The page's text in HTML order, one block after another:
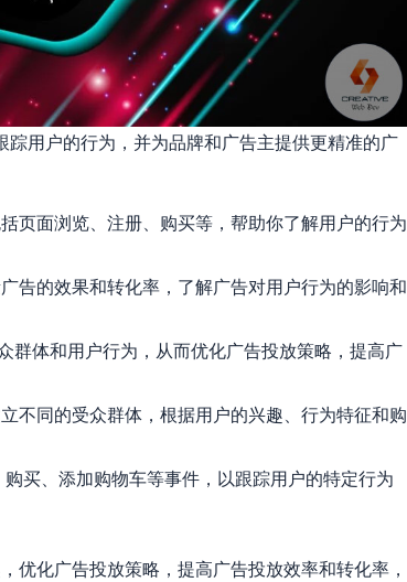
用户的行为，并为品牌和广告主提供更精准的广
页面浏览、注册、购买等，帮助你了解用户的行为
告的效果和转化率，了解广告对用户行为的影响和
群体和用户行为，从而优化广告投放策略，提高广
不同的受众群体，根据用户的兴趣、行为特征和购
买、添加购物车等事件，以跟踪用户的特定行为
优化广告投放策略，提高广告投放效率和转化率，